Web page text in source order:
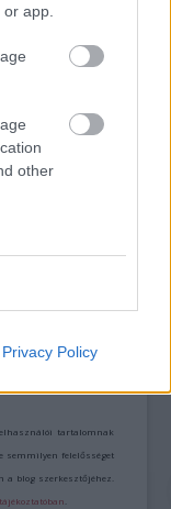
app.
other
Privacy Policy
tartalomnak
semmilyen felelősséget
blog szerkesztőjéhez.